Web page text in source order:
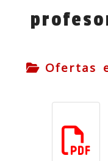
Ofertas